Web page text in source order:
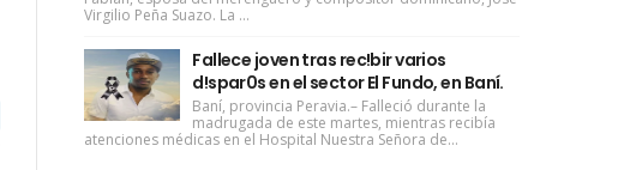
Virgilio Peña Suazo. La ...
Fallece joven tras rec!bir varios
d!spar0s en el sector El Fundo, en Baní.
Baní, provincia Peravia.– Falleció durante la
madrugada de este martes, mientras recibía
atenciones médicas en el Hospital Nuestra Señora de...